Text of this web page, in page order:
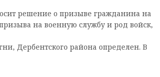
решение о призыве гражданина на
на военную службу и род войск,
Дербентского района определен. В